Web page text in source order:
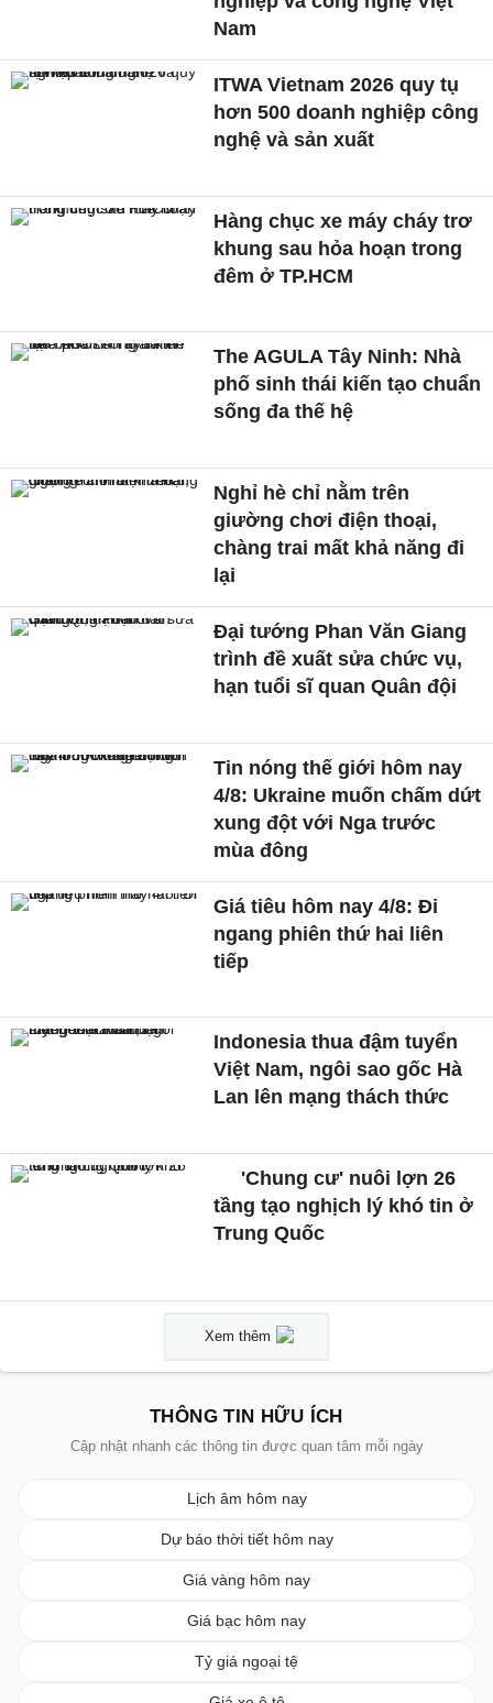
Nam
ITWA Vietnam 2026 quy tụ
hơn 500 doanh nghiệp công
nghệ và sản xuất
Hàng chục xe máy cháy trơ
khung sau hỏa hoạn trong
đêm ở TP.HCM
The AGULA Tây Ninh: Nhà
phố sinh thái kiến tạo chuẩn
sống đa thế hệ
Nghỉ hè chỉ nằm trên
giường chơi điện thoại,
chàng trai mất khả năng đi
lại
Đại tướng Phan Văn Giang
trình đề xuất sửa chức vụ,
hạn tuổi sĩ quan Quân đội
Tin nóng thế giới hôm nay
4/8: Ukraine muốn chấm dứt
xung đột với Nga trước
mùa đông
Giá tiêu hôm nay 4/8: Đi
ngang phiên thứ hai liên
tiếp
Indonesia thua đậm tuyển
Việt Nam, ngôi sao gốc Hà
Lan lên mạng thách thức
'Chung cư' nuôi lợn 26
tầng tạo nghịch lý khó tin ở
Trung Quốc
Xem thêm
THÔNG TIN HỮU ÍCH
Cập nhật nhanh các thông tin được quan tâm mỗi ngày
Lịch âm hôm nay
Dự báo thời tiết hôm nay
Giá vàng hôm nay
Giá bạc hôm nay
Tỷ giá ngoại tệ